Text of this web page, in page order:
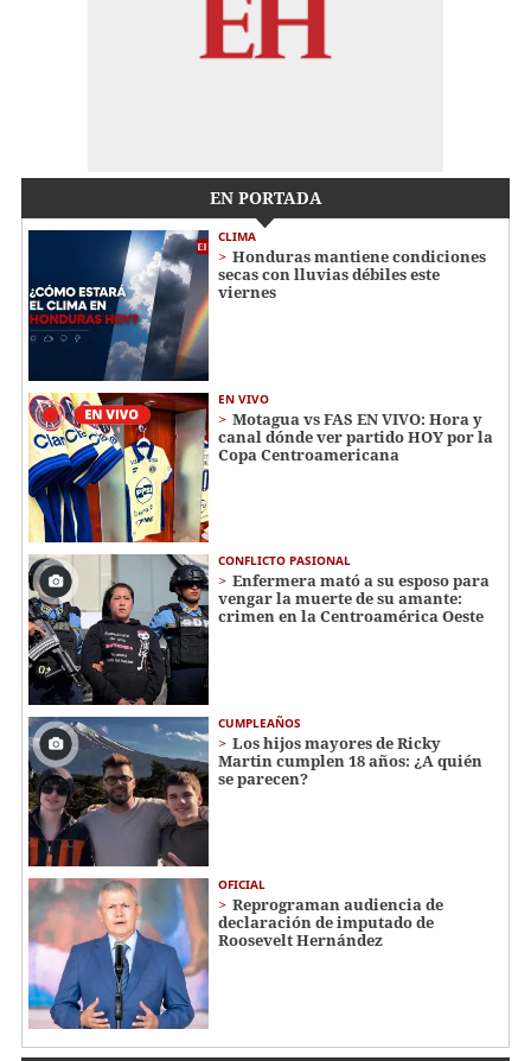
EN PORTADA
CLIMA
Honduras mantiene condiciones
secas con lluvias débiles este
viernes
EN VIVO
Motagua vs FAS EN VIVO: Hora y
canal dónde ver partido HOY por la
Copa Centroamericana
CONFLICTO PASIONAL
Enfermera mató a su esposo para
vengar la muerte de su amante:
crimen en la Centroamérica Oeste
CUMPLEAÑOS
Los hijos mayores de Ricky
Martin cumplen 18 años: ¿A quién
se parecen?
OFICIAL
Reprograman audiencia de
declaración de imputado de
Roosevelt Hernández